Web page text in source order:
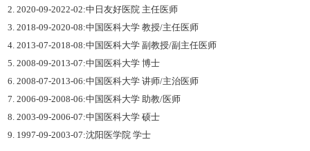
2. 2020-09-2022-02:中日友好医院 主任医师
3. 2018-09-2020-08:中国医科大学 教授/主任医师
4. 2013-07-2018-08:中国医科大学 副教授/副主任医师
5. 2008-09-2013-07:中国医科大学 博士
6. 2008-07-2013-06:中国医科大学 讲师/主治医师
7. 2006-09-2008-06:中国医科大学 助教/医师
8. 2003-09-2006-07:中国医科大学 硕士
9. 1997-09-2003-07:沈阳医学院 学士